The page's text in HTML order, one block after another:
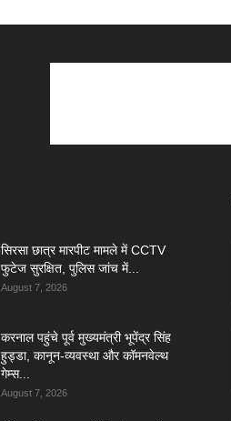
सिरसा छात्र मारपीट मामले में CCTV
फुटेज सुरक्षित, पुलिस जांच में...
August 7, 2026
करनाल पहुंचे पूर्व मुख्यमंत्री भूपेंद्र सिंह
हुड्डा, कानून-व्यवस्था और कॉमनवेल्थ
गेम्स...
August 7, 2026